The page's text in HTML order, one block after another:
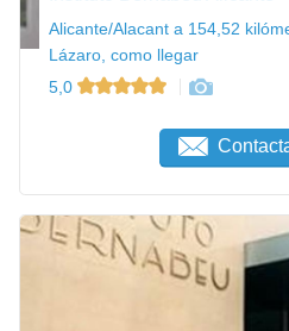
Alicante/Alacant a 154,52
Lázaro, como llegar
5,0